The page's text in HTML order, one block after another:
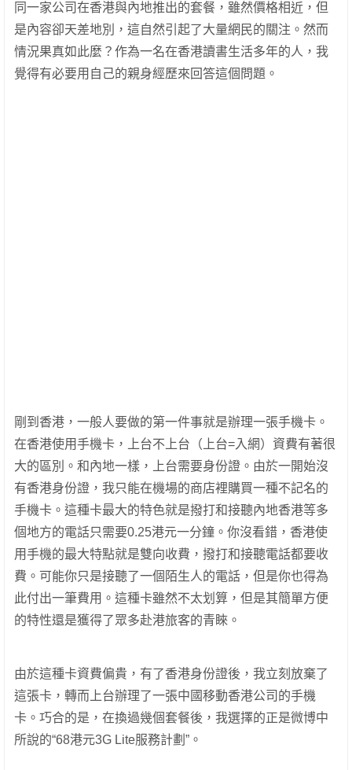
同一家公司在香港與內地推出的套餐，雖然價格相近，但
是內容卻天差地別，這自然引起了大量網民的關注。然而
情況果真如此麼？作為一名在香港讀書生活多年的人，我
覺得有必要用自己的親身經歷來回答這個問題。
剛到香港，一般人要做的第一件事就是辦理一張手機卡。
在香港使用手機卡，上台不上台（上台=入網）資費有著很
大的區別。和內地一樣，上台需要身份證。由於一開始沒
有香港身份證，我只能在機場的商店裡購買一種不記名的
手機卡。這種卡最大的特色就是撥打和接聽內地香港等多
個地方的電話只需要0.25港元一分鐘。你沒看錯，香港使
用手機的最大特點就是雙向收費，撥打和接聽電話都要收
費。可能你只是接聽了一個陌生人的電話，但是你也得為
此付出一筆費用。這種卡雖然不太划算，但是其簡單方便
的特性還是獲得了眾多赴港旅客的青睞。
由於這種卡資費偏貴，有了香港身份證後，我立刻放棄了
這張卡，轉而上台辦理了一張中國移動香港公司的手機
卡。巧合的是，在換過幾個套餐後，我選擇的正是微博中
所說的“68港元3G Lite服務計劃”。